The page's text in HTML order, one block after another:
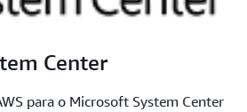
Center
para o Microsoft System Center